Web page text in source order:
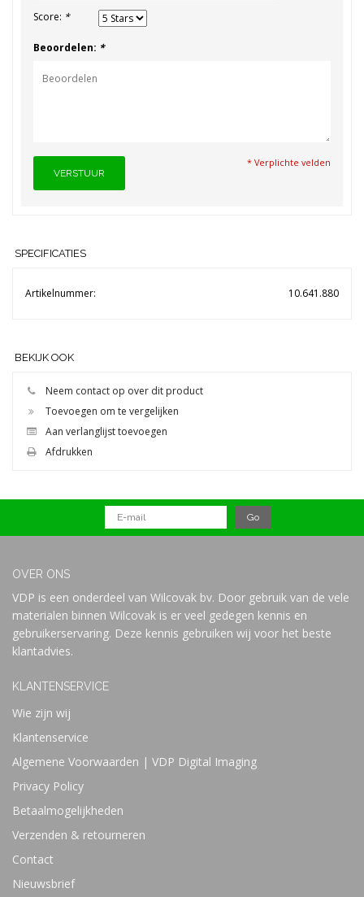
Score: *
Beoordelen: *
* Verplichte velden
VERSTUUR
SPECIFICATIES
Artikelnummer: 10.641.880
BEKIJK OOK
Neem contact op over dit product
Toevoegen om te vergelijken
Aan verlanglijst toevoegen
Afdrukken
OVER ONS
VDP is een onderdeel van Wilcovak bv. Door gebruik van de vele
materialen binnen Wilcovak is er veel gedegen kennis en
gebruikerservaring. Deze kennis gebruiken wij voor het beste
klantadvies.
KLANTENSERVICE
Wie zijn wij
Klantenservice
Algemene Voorwaarden | VDP Digital Imaging
Privacy Policy
Betaalmogelijkheden
Verzenden & retourneren
Contact
Nieuwsbrief